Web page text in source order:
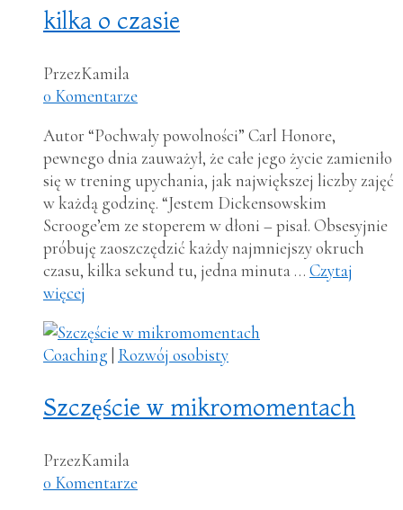
kilka o czasie
PrzezKamila
0 Komentarze
Autor “Pochwały powolności” Carl Honore,
pewnego dnia zauważył, że całe jego życie zamieniło
się w trening upychania, jak największej liczby zajęć
w każdą godzinę. “Jestem Dickensowskim
Scrooge’em ze stoperem w dłoni – pisał. Obsesyjnie
próbuję zaoszczędzić każdy najmniejszy okruch
czasu, kilka sekund tu, jedna minuta … Czytaj
więcej
Coaching Rozwój osobisty
Szczęście w mikromomentach
PrzezKamila
0 Komentarze